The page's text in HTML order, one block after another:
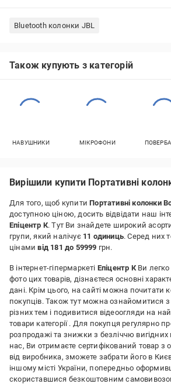
Bluetooth колонки JBL
Також купують з категорій
НАВУШНИКИ МІКРОФОНИ
Вирішили купити Портативні
Для того, щоб купитиПортативні колонки
доступною ціною, досить відвідати наш
Епіцентр К. Тут Ви знайдете широкий
групи, який налічує 11 одиниць. Серед них
цінамивід 181 до 59999 грн.
В інтернет-гіпермаркеті Епіцентр КВи легко
фото цих товарів, дізнаєтеся основні
дані. Крім цього, на сайті можна почитати
покупців. Також тут можна ознайомитися
різних тем і подивитися відеоогляди на
товари категорії . Для покупця регулярно
розпродажі та знижки з безліччю
нас, Ви отримаєте сертифікований товар з
від виробника, зможете забрати його в
іншому місті України, попередньо
скориставшися безкоштовним